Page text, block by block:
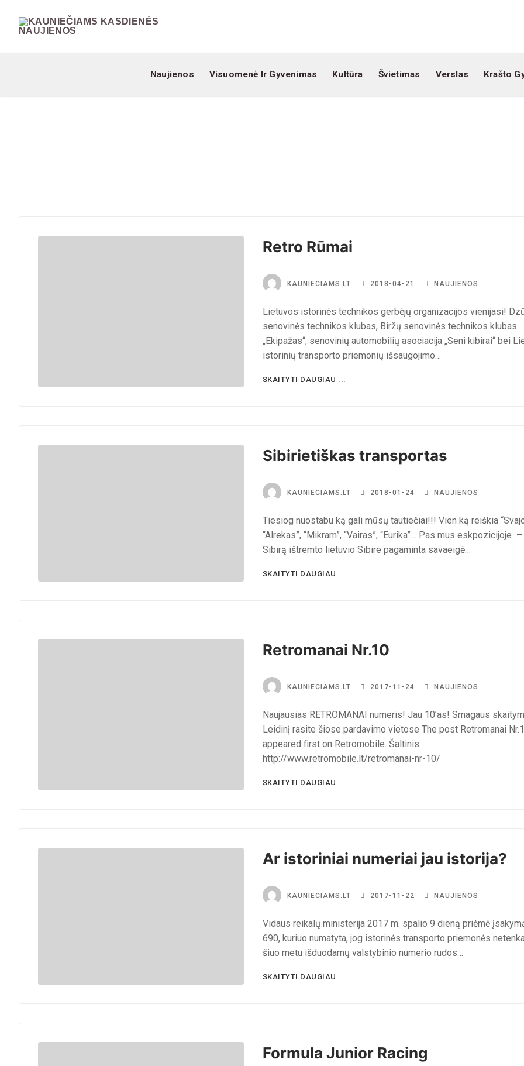
Naujienos Visuomenė Ir Gyvenimas Kultūra Švietimas Verslas Krašto
Retro Rūmai
KAUNIECIAMS.LT 2018-04-21 NAUJIENOS
Lietuvos istorinės technikos gerbėjų organizacijos vienijasi!
senovinės technikos klubas, Biržų senovinės technikos klubas
„Ekipažas“, senovinių automobilių asociacija „Seni kibirai“ bei
istorinių transporto priemonių išsaugojimo…
SKAITYTI DAUGIAU ...
Sibirietiškas transportas
KAUNIECIAMS.LT 2018-01-24 NAUJIENOS
Tiesiog nuostabu ką gali mūsų tautiečiai!!! Vien ką reiškia
“Alrekas”, “Mikram”, “Vairas”, “Eurika”… Pas mus eskpozicijoje –
Sibirą ištremto lietuvio Sibire pagaminta savaeigė…
SKAITYTI DAUGIAU ...
Retromanai Nr.10
KAUNIECIAMS.LT 2017-11-24 NAUJIENOS
Naujausias RETROMANAI numeris! Jau 10’as! Smagaus
Leidinį rasite šiose pardavimo vietose The post Retromanai
appeared first on Retromobile. Šaltinis:
http://www.retromobile.lt/retromanai-nr-10/
SKAITYTI DAUGIAU ...
Ar istoriniai numeriai jau istorija?
KAUNIECIAMS.LT 2017-11-22 NAUJIENOS
Vidaus reikalų ministerija 2017 m. spalio 9 dieną priėmė
690, kuriuo numatyta, jog istorinės transporto priemonės
šiuo metu išduodamų valstybinio numerio rudos…
SKAITYTI DAUGIAU ...
Formula Junior Racing